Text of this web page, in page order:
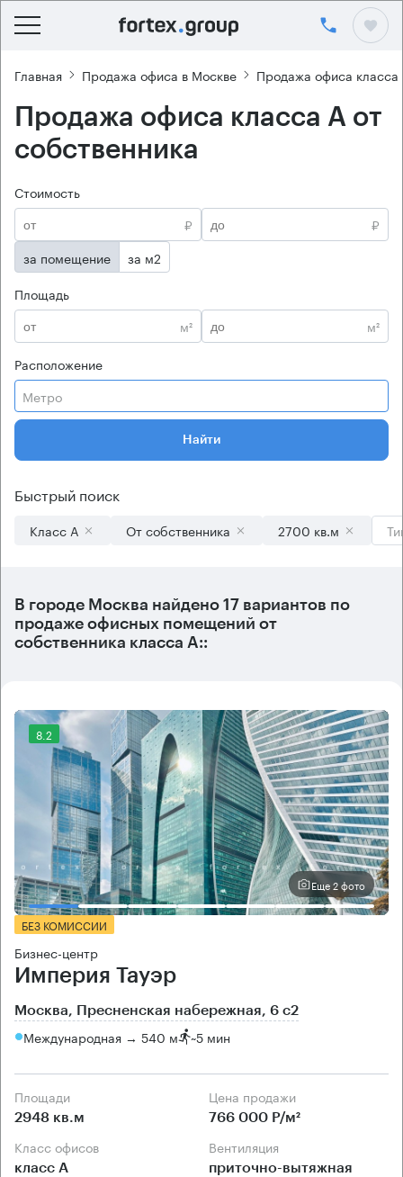
Главная Продажа офиса в Москве Продажа офиса класса
Продажа офиса класса А от
собственника
Стоимость
₽
₽
за помещение
за м2
Площадь
м²
м²
Расположение
Метро
Найти
Быстрый поиск
Класс А От собственника 2700 кв.м
В городе Москва найдено 17 вариантов по
продаже офисных помещений от
собственника класса А::
8.2
Еще 2 фото
БЕЗ КОМИССИИ
Бизнес-центр
Империя Тауэр
Москва, Пресненская набережная, 6 с2
Международная → 540 м ~5 мин
Площади
2948 кв.м
Цена продажи
766 000 Р/м²
Класс офисов
класс А
Вентиляция
приточно-вытяжная